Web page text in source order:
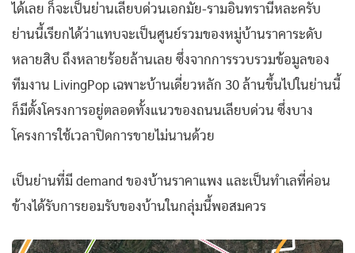
ได้เลย ก็จะเป็นย่านเลียบด่วนเอกมัย-รามอินทรานี่หละครับ
ย่านนี้เรียกได้ว่าแทบจะเป็นศูนย์รวมของหมู่บ้านราคาระดับ
หลายสิบ ถึงหลายร้อยล้านเลย ซึ่งจากการรวบรวมข้อมูลของ
ทีมงาน LivingPop เฉพาะบ้านเดี่ยวหลัก 30 ล้านขึ้นไปในย่านนี้
ก็มีตั้งโครงการอยู่ตลอดทั้งแนวของถนนเลียบด่วน ซึ่งบาง
โครงการใช้เวลาปิดการขายไม่นานด้วย
เป็นย่านที่มี demand ของบ้านราคาแพง และเป็นทำเลที่ค่อน
ข้างได้รับการยอมรับของบ้านในกลุ่มนี้พอสมควร